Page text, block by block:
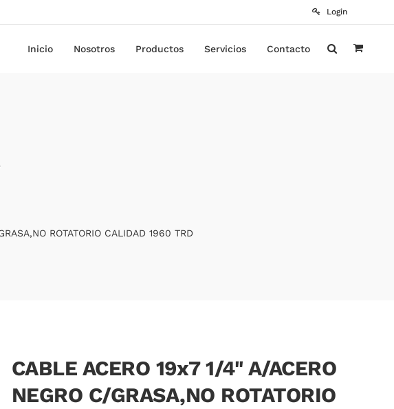
Login
Inicio Nosotros Productos Servicios Contacto
ROTATORIO CALIDAD 1960 TRD
CABLE ACERO 19x7 1/4" A/ACERO
NEGRO C/GRASA,NO ROTATORIO